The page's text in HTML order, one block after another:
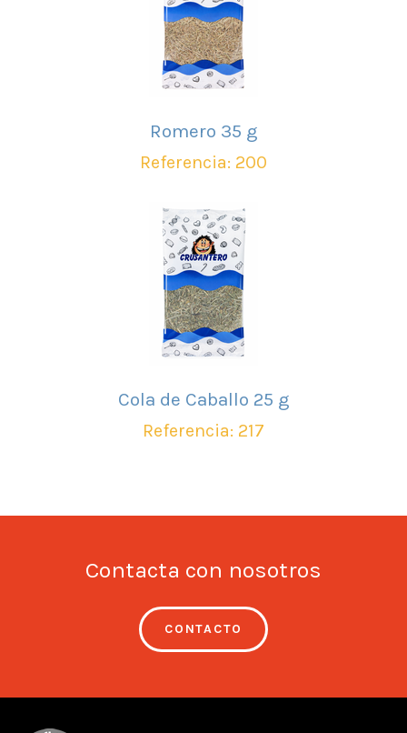
Romero 35 g
Referencia: 200
Cola de Caballo 25 g
Referencia: 217
Contacta con nosotros
CONTACTO